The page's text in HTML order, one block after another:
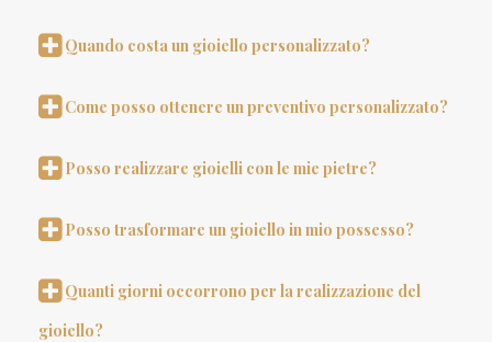
Quando costa un gioiello personalizzato?
Come posso ottenere un preventivo personalizzato?
Posso realizzare gioielli con le mie pietre?
Posso trasformare un gioiello in mio possesso?
Quanti giorni occorrono per la realizzazione del
gioiello?